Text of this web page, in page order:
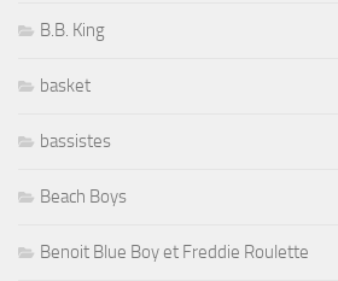
B.B. King
basket
bassistes
Beach Boys
Benoit Blue Boy et Freddie Roulette